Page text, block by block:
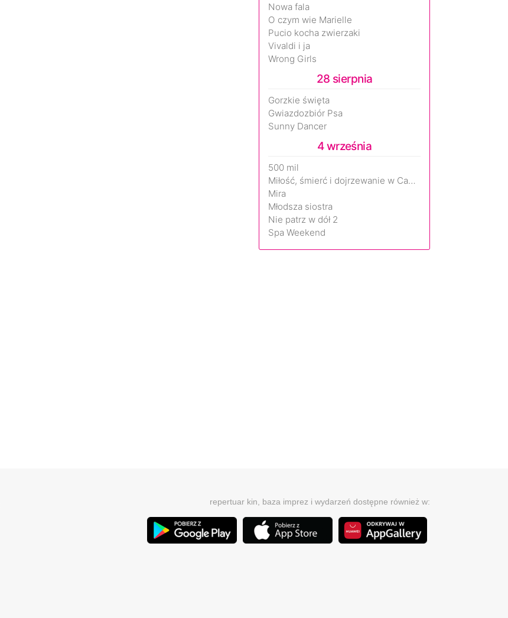
Nowa fala
O czym wie Marielle
Pucio kocha zwierzaki
Vivaldi i ja
Wrong Girls
28 sierpnia
Gorzkie święta
Gwiazdozbiór Psa
Sunny Dancer
4 września
500 mil
Miłość, śmierć i dojrzewanie w Camp Miasma
Mira
Młodsza siostra
Nie patrz w dół 2
Spa Weekend
repertuar kin, baza imprez i wydarzeń dostępne również w: